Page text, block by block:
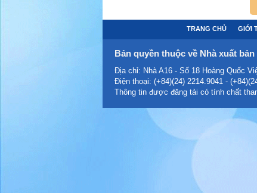
TRANG CHỦ GIỚI
Bản quyền thuộc về Nhà xuất
Địa chỉ: Nhà A16 - Số 18 Hoàng Quốc
Điện thoại: (+84)(24) 2214.9041 -
Thông tin được đăng tải có tính chất